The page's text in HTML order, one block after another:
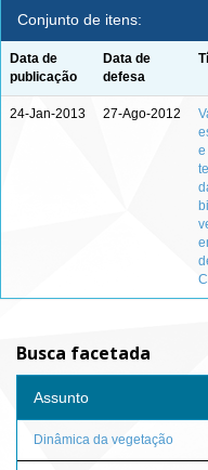
Conjunto de itens:
Data de
publicação
Data de
defesa
24-Jan-2013 27-Ago-2012
e
Busca facetada
Assunto
Dinâmica da vegetação